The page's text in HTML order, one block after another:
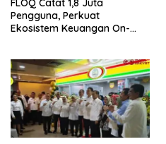
FLOQ Catat 1,8 Juta
Pengguna, Perkuat
Ekosistem Keuangan On-